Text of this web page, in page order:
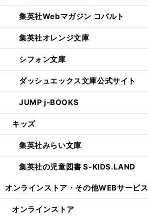
集英社Webマガジン コバルト
集英社オレンジ文庫
シフォン文庫
ダッシュエックス文庫公式サイト
JUMP j-BOOKS
キッズ
集英社みらい文庫
集英社の児童図書 S-KIDS.LAND
オンラインストア・ その他WEBサービス
オンラインストア